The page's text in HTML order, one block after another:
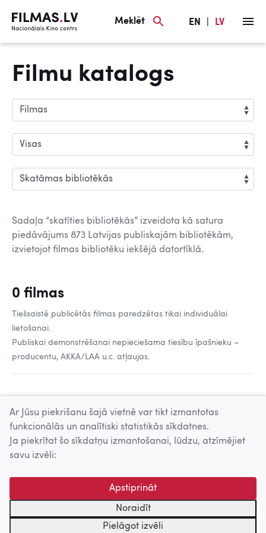
Meklēt EN LV
Filmu katalogs
Sadaļa “skatīties bibliotēkās” izveidota kā satura
piedāvājums 873 Latvijas publiskajām bibliotēkām,
izvietojot filmas bibliotēku iekšējā datortīklā.
0 filmas
Tiešsaistē publicētās filmas paredzētas tikai individuālai
lietošanai.
Publiskai demonstrēšanai nepieciešama tiesību īpašnieku –
producentu, AKKA/LAA u.c. atļaujas.
Uz augšu
© 2026 Nacionālais Kino centrs, Kultūras informācijas sistēmu
centrs. Sadarbības partneris: Latvijas Valsts
kinofotofonodokumentu arhīvs.
Ar Jūsu piekrišanu šajā vietnē var tikt izmantotas
funkcionālās un analītiski statistikās sīkdatnes.
Ja piekrītat šo sīkdatņu izmantošanai, lūdzu, atzīmējiet
savu izvēli:
Apstiprināt
Noraidīt
Pielāgot izvēli